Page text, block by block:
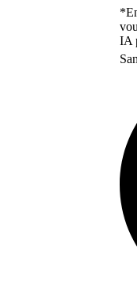
IA